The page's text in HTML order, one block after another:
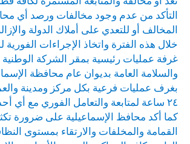
التأكد من عدم وجود مخالفات ورصد أي
المخالف أو للتعدي على أملاك الدولة
خلال هذه الفترة واتخاذ الإجراءات الفورية
غرفة عمليات رئيسية بمقر الشركة
والسلامة العامة بديوان عام محافظة
بغرف عمليات فرعية بكل مركز ومدينة
٢٤ ساعة لمتابعة والتعامل الفوري مع أي أحداث طارئة.
كما أكد محافظ الإسماعيلية على ضرورة
القمامة والمخلفات والارتقاء بمستوى